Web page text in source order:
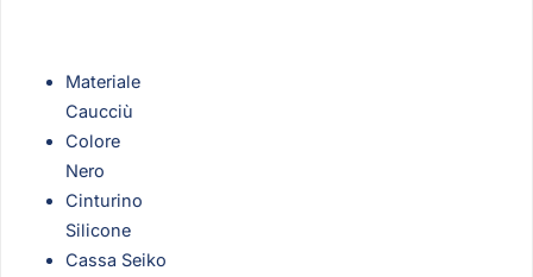
Materiale
Caucciù
Colore
Nero
Cinturino
Silicone
Cassa Seiko